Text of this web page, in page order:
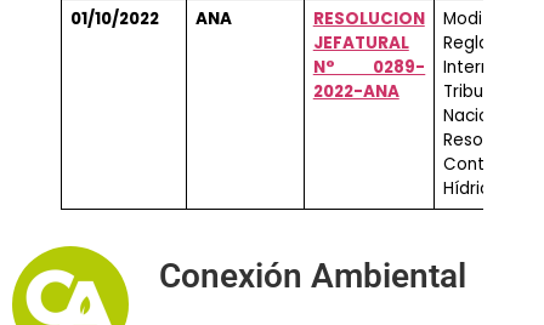
01/10/2022
ANA
RESOLUCION
JEFATURAL
N° 0289-
2022-ANA
Reglamento
Interno
Tribunal
Nacional
Resolución
Hídricas
Conexión Ambiental